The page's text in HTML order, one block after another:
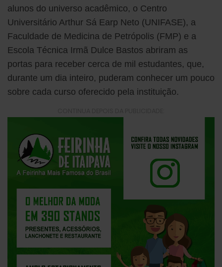
alunos do universo acadêmico, o Centro
Universitário Arthur Sá Earp Neto (UNIFASE), a
Faculdade de Medicina de Petrópolis (FMP) e a
Escola Técnica Irmã Dulce Bastos abriram as
portas para receber cerca de mil estudantes, que,
durante um dia inteiro, puderam conhecer um pouco
sobre cada curso oferecido pela instituição.